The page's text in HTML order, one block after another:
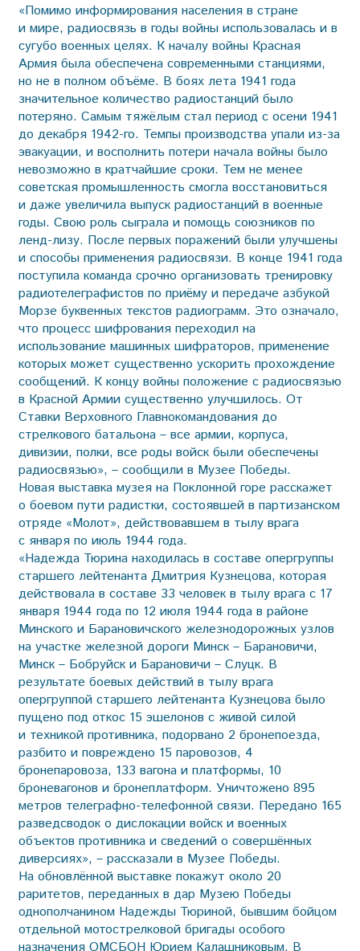
«Помимо информирования населения в стране
и мире, радиосвязь в годы войны использовалась и в
сугубо военных целях. К началу войны Красная
Армия была обеспечена современными станциями,
но не в полном объёме. В боях лета 1941 года
значительное количество радиостанций было
потеряно. Самым тяжёлым стал период с осени 1941
до декабря 1942-го. Темпы производства упали из-за
эвакуации, и восполнить потери начала войны было
невозможно в кратчайшие сроки. Тем не менее
советская промышленность смогла восстановиться
и даже увеличила выпуск радиостанций в военные
годы. Свою роль сыграла и помощь союзников по
ленд-лизу. После первых поражений были улучшены
и способы применения радиосвязи. В конце 1941 года
поступила команда срочно организовать тренировку
радиотелеграфистов по приёму и передаче азбукой
Морзе буквенных текстов радиограмм. Это означало,
что процесс шифрования переходил на
использование машинных шифраторов, применение
которых может существенно ускорить прохождение
сообщений. К концу войны положение с радиосвязью
в Красной Армии существенно улучшилось. От
Ставки Верховного Главнокомандования до
стрелкового батальона – все армии, корпуса,
дивизии, полки, все роды войск были обеспечены
радиосвязью», – сообщили в Музее Победы.
Новая выставка музея на Поклонной горе расскажет
о боевом пути радистки, состоявшей в партизанском
отряде «Молот», действовавшем в тылу врага
с января по июль 1944 года.
«Надежда Тюрина находилась в составе опергруппы
старшего лейтенанта Дмитрия Кузнецова, которая
действовала в составе 33 человек в тылу врага с 17
января 1944 года по 12 июля 1944 года в районе
Минского и Барановичского железнодорожных узлов
на участке железной дороги Минск – Барановичи,
Минск – Бобруйск и Барановичи – Слуцк. В
результате боевых действий в тылу врага
опергруппой старшего лейтенанта Кузнецова было
пущено под откос 15 эшелонов с живой силой
и техникой противника, подорвано 2 бронепоезда,
разбито и повреждено 15 паровозов, 4
бронепаровоза, 133 вагона и платформы, 10
броневагонов и бронеплатформ. Уничтожено 895
метров телеграфно-телефонной связи. Передано 165
разведсводок о дислокации войск и военных
объектов противника и сведений о совершённых
диверсиях», – рассказали в Музее Победы.
На обновлённой выставке покажут около 20
раритетов, переданных в дар Музею Победы
однополчанином Надежды Тюриной, бывшим бойцом
отдельной мотострелковой бригады особого
назначения ОМСБОН Юрием Калашниковым. В